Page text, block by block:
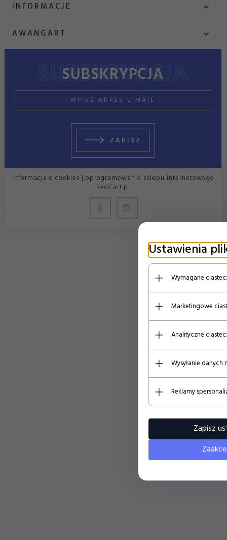
INFORMACJE
AWANGART
sklep@zeszytowiec.pl
SUBSKRYPCJA
ZAPISZ
Informacja o cookies |oprogramowanie sklepu internetowego
RedCart.pl
Ustawienia
Wymagane
Marketingowe
Analityczne
Wysyłanie
Reklamy
Zapisz